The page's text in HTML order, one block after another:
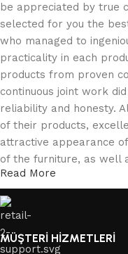
be appreciated by true
selected for you the
who managed to
practicality in each
products from proven
continuous joint work
reliability and honesty.
of their products,
attractive appearance
of the furniture, as well
Read More
MÜŞTERİ HİZMETLERİ